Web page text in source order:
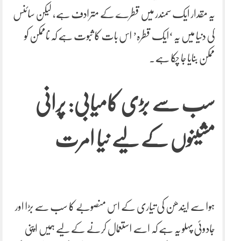
یہ مقدار ایک سمندر میں قطرے کے مترادف ہے، لیکن سائنس
کی دنیا میں یہ ‘ایک قطرہ’ اس بات کا ثبوت ہے کہ ناممکن کو
ممکن بنایا جا چکا ہے۔
سب سے بڑی کامیابی: پرانی
مشینوں کے لیے نیا امرت
ہوا سے ایندھن کی تیاری کے اس منصوبے کا سب سے بڑا اور
جادوئی پہلو یہ ہے کہ اسے استعمال کرنے کے لیے ہمیں اپنی